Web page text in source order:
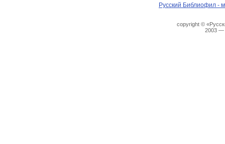
Русский Библиофил -
copyright ©
2003 —